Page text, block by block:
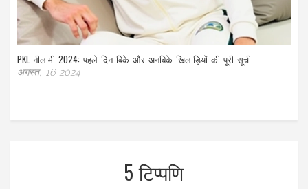
PKL नीलामी 2024: पहले दिन बिके और अनबिके खिलाड़ियों की पूरी सूची
अगस्त, 16 2024
5 टिप्पणि